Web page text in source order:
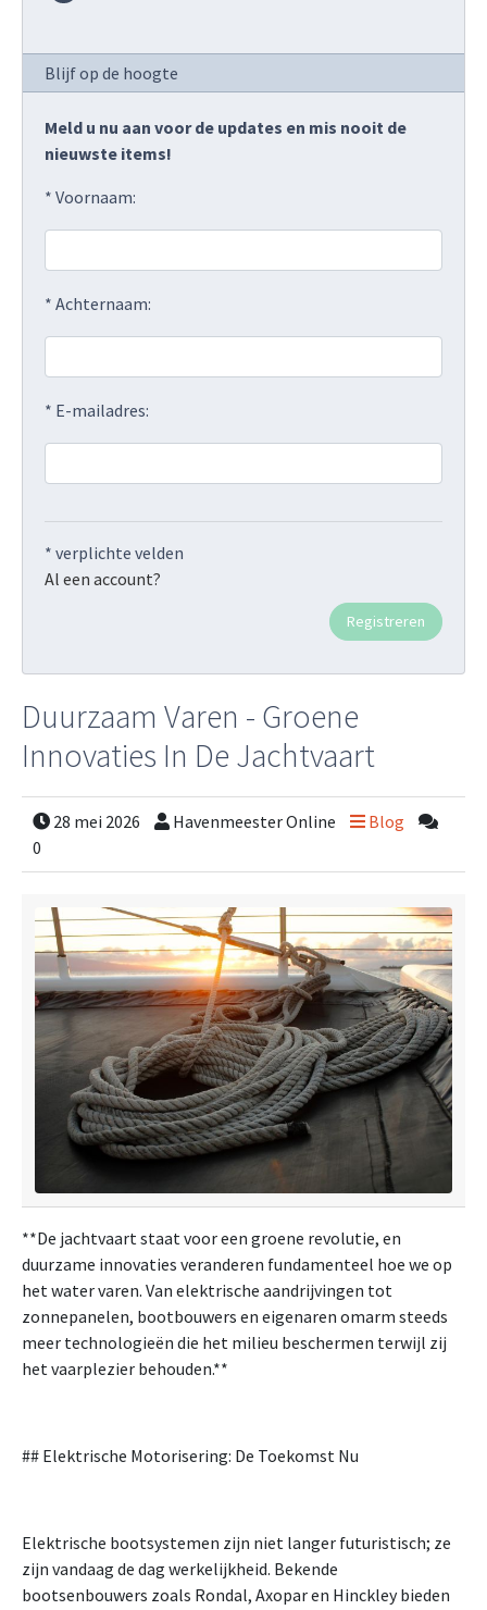
Blijf op de hoogte
Meld u nu aan voor de updates en mis nooit de
nieuwste items!
* Voornaam:
* Achternaam:
* E-mailadres:
* verplichte velden
Al een account?
Duurzaam Varen - Groene
Innovaties In De Jachtvaart
28 mei 2026 Havenmeester Online
Blog
0
**De jachtvaart staat voor een groene revolutie, en
duurzame innovaties veranderen fundamenteel hoe we op
het water varen. Van elektrische aandrijvingen tot
zonnepanelen, bootbouwers en eigenaren omarm steeds
meer technologieën die het milieu beschermen terwijl zij
het vaarplezier behouden.**
## Elektrische Motorisering: De Toekomst Nu
Elektrische bootsystemen zijn niet langer futuristisch; ze
zijn vandaag de dag werkelijkheid. Bekende
bootsenbouwers zoals Rondal, Axopar en Hinckley bieden